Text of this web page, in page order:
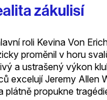
zákulisí
roli Kevina Von
proměnil v horu
a ustrašený výkon
excelují Jeremy Allen
propukne